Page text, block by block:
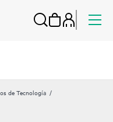
de Tecnología